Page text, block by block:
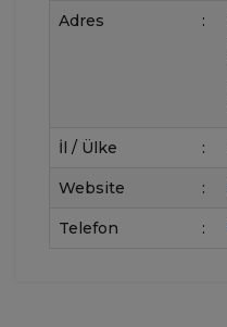
Adres :
İl / Ülke :
Website :
Telefon :